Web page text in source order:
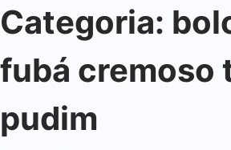
Categoria:
fubá cremoso
pudim